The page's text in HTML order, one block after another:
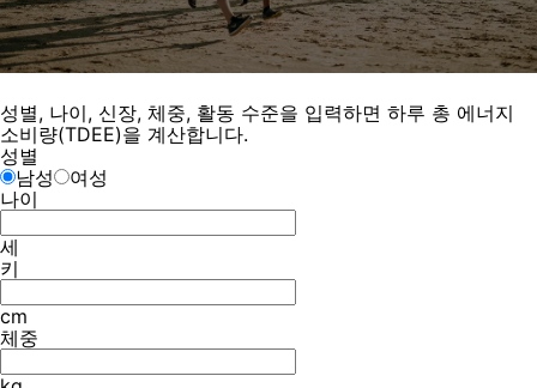
성별, 나이, 신장, 체중, 활동 수준을 입력하면 하루 총 에너지
소비량(TDEE)을 계산합니다.
성별
남성
여성
나이
세
키
cm
체중